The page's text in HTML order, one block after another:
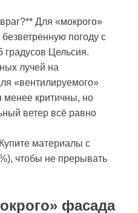
Для «мокрого»
погоду с
градусов Цельсия.
лучей на
«вентилируемого»
менее критичны, но
ветер всё равно
материалы с
чтобы не прерывать
фасада